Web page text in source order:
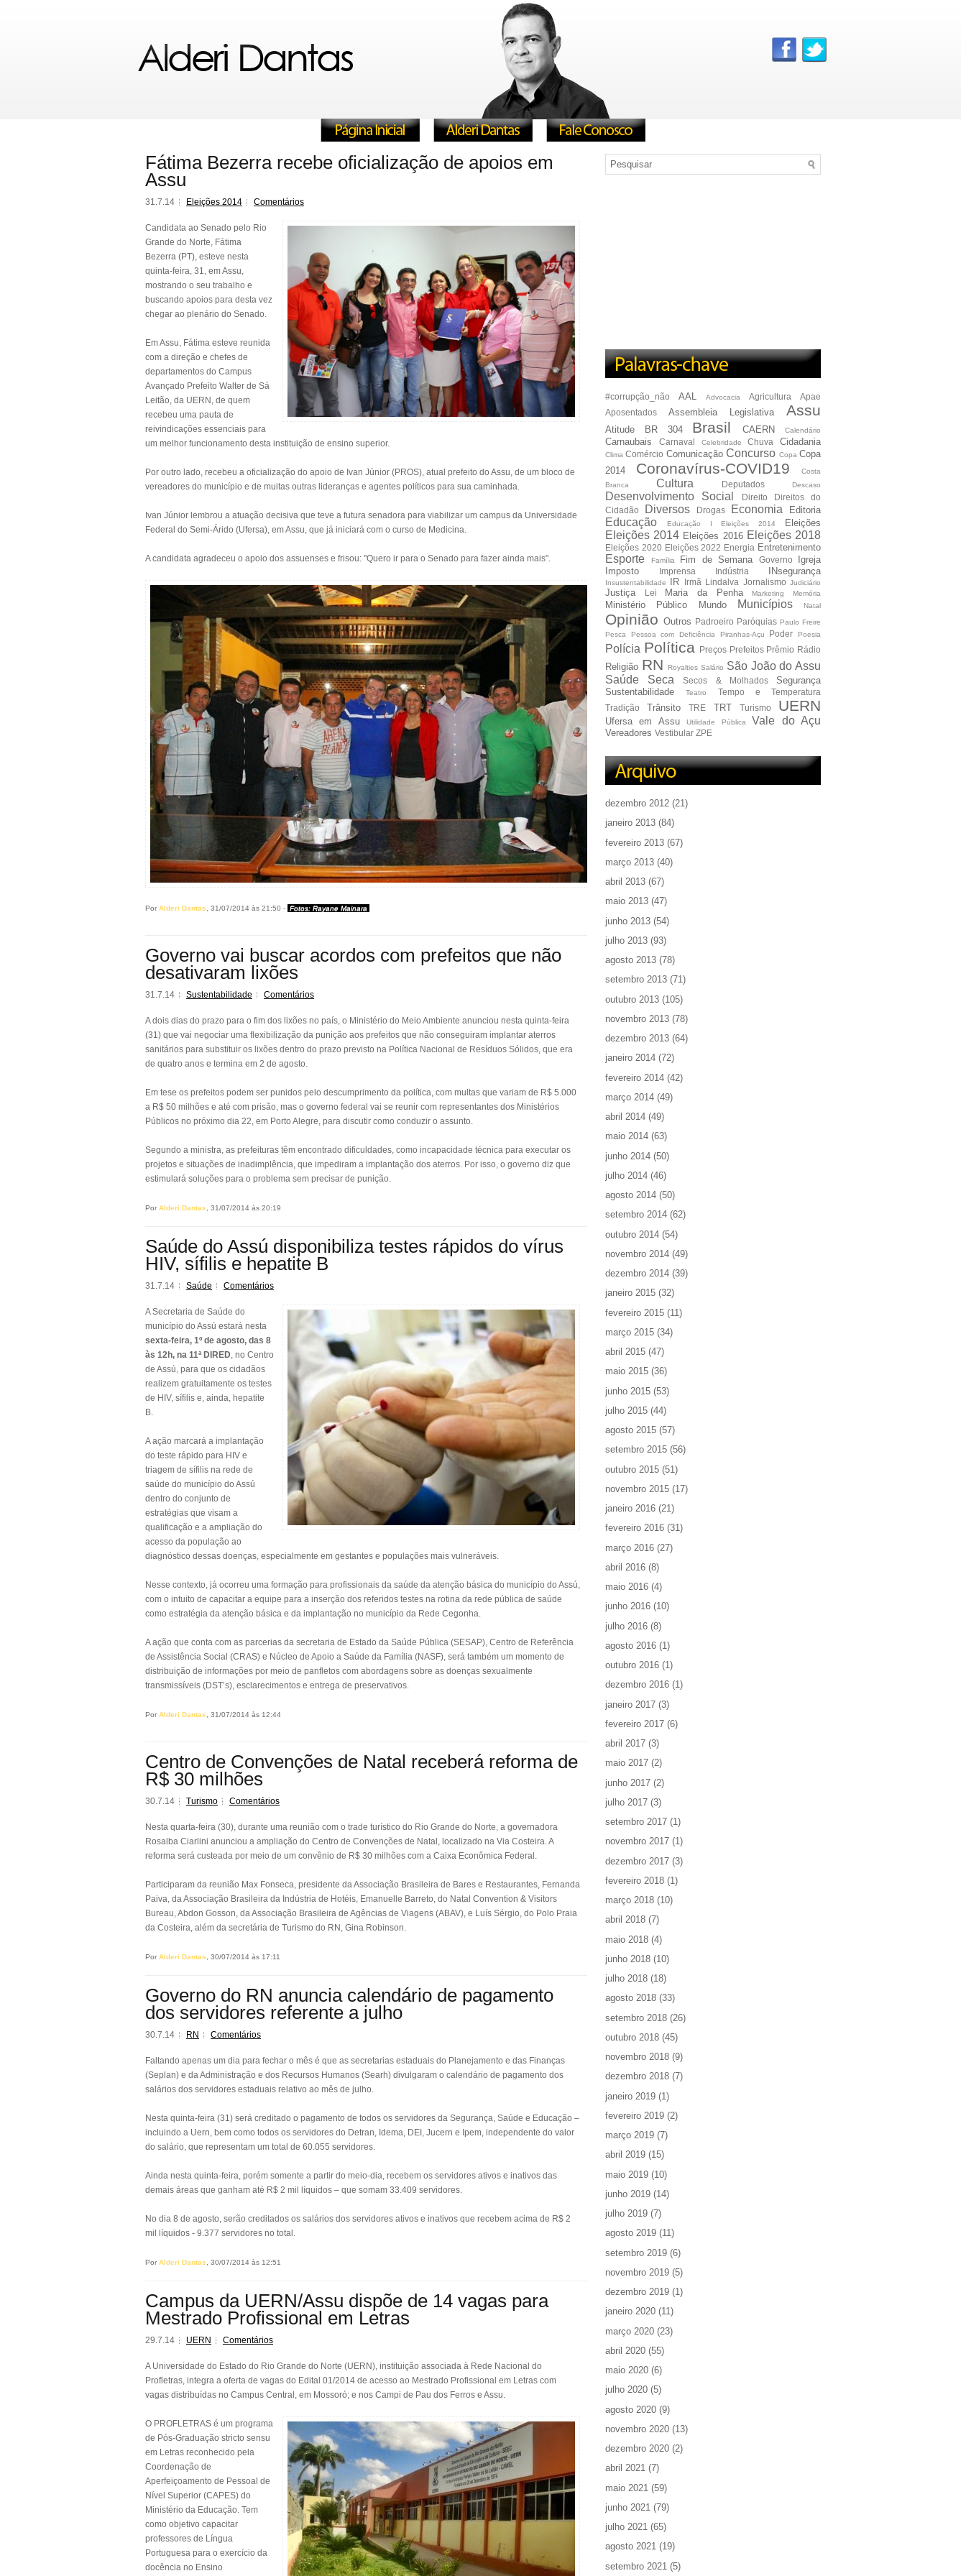
Fátima Bezerra recebe oficialização de apoios em
Assu
31.7.14 Eleições 2014 Comentários
Candidata ao Senado pelo Rio
Grande do Norte, Fátima
Bezerra (PT), esteve nesta
quinta-feira, 31, em Assu,
mostrando o seu trabalho e
buscando apoios para desta vez
chegar ao plenário do Senado.
Em Assu, Fátima esteve reunida
com a direção e chefes de
departamentos do Campus
Avançado Prefeito Walter de Sá
Leitão, da UERN, de quem
recebeu uma pauta de
reivindicações essenciais para
um melhor funcionamento desta instituição de ensino superior.
Por outro lado, recebeu a oficialização do apoio de Ivan Júnior (PROS), atual prefeito do Assu, de um bloco de
vereadores do município e de muitas outras lideranças e agentes políticos para sua caminhada.
Ivan Júnior lembrou a atuação decisiva que teve a futura senadora para viabilizar um campus da Universidade
Federal do Semi-Árido (Ufersa), em Assu, que já iniciará com o curso de Medicina.
A candidata agradeceu o apoio dos assuenses e frisou: "Quero ir para o Senado para fazer ainda mais".
Por Alderi Dantas , 31/07/2014 às 21:50 - Fotos: Rayane Mainara
Governo vai buscar acordos com prefeitos que não
desativaram lixões
31.7.14 Sustentabilidade Comentários
A dois dias do prazo para o fim dos lixões no país, o Ministério do Meio Ambiente anunciou nesta quinta-feira
(31) que vai negociar uma flexibilização da punição aos prefeitos que não conseguiram implantar aterros
sanitários para substituir os lixões dentro do prazo previsto na Política Nacional de Resíduos Sólidos, que era
de quatro anos e termina em 2 de agosto.
Em tese os prefeitos podem ser punidos pelo descumprimento da política, com multas que variam de R$ 5.000
a R$ 50 milhões e até com prisão, mas o governo federal vai se reunir com representantes dos Ministérios
Públicos no próximo dia 22, em Porto Alegre, para discutir como conduzir o assunto.
Segundo a ministra, as prefeituras têm encontrado dificuldades, como incapacidade técnica para executar os
projetos e situações de inadimplência, que impediram a implantação dos aterros. Por isso, o governo diz que
estimulará soluções para o problema sem precisar de punição.
Por Alderi Dantas , 31/07/2014 às 20:19
Saúde do Assú disponibiliza testes rápidos do vírus
HIV, sífilis e hepatite B
31.7.14 Saúde Comentários
A Secretaria de Saúde do
município do Assú estará nesta
sexta-feira, 1º de agosto, das 8
às 12h, na 11ª DIRED, no Centro
de Assú, para que os cidadãos
realizem gratuitamente os testes
de HIV, sífilis e, ainda, hepatite
B.
A ação marcará a implantação
do teste rápido para HIV e
triagem de sífilis na rede de
saúde do município do Assú
dentro do conjunto de
estratégias que visam a
qualificação e a ampliação do
acesso da população ao
diagnóstico dessas doenças, especialmente em gestantes e populações mais vulneráveis.
Nesse contexto, já ocorreu uma formação para profissionais da saúde da atenção básica do município do Assú,
com o intuito de capacitar a equipe para a inserção dos referidos testes na rotina da rede pública de saúde
como estratégia da atenção básica e da implantação no município da Rede Cegonha.
A ação que conta com as parcerias da secretaria de Estado da Saúde Pública (SESAP), Centro de Referência
de Assistência Social (CRAS) e Núcleo de Apoio a Saúde da Família (NASF), será também um momento de
distribuição de informações por meio de panfletos com abordagens sobre as doenças sexualmente
transmissíveis (DST’s), esclarecimentos e entrega de preservativos.
Por Alderi Dantas , 31/07/2014 às 12:44
Centro de Convenções de Natal receberá reforma de
R$ 30 milhões
30.7.14 Turismo Comentários
Nesta quarta-feira (30), durante uma reunião com o trade turístico do Rio Grande do Norte, a governadora
Rosalba Ciarlini anunciou a ampliação do Centro de Convenções de Natal, localizado na Via Costeira. A
reforma será custeada por meio de um convênio de R$ 30 milhões com a Caixa Econômica Federal.
Participaram da reunião Max Fonseca, presidente da Associação Brasileira de Bares e Restaurantes, Fernanda
Paiva, da Associação Brasileira da Indústria de Hotéis, Emanuelle Barreto, do Natal Convention & Visitors
Bureau, Abdon Gosson, da Associação Brasileira de Agências de Viagens (ABAV), e Luís Sérgio, do Polo Praia
da Costeira, além da secretária de Turismo do RN, Gina Robinson.
Por Alderi Dantas , 30/07/2014 às 17:11
Governo do RN anuncia calendário de pagamento
dos servidores referente a julho
30.7.14 RN Comentários
Faltando apenas um dia para fechar o mês é que as secretarias estaduais do Planejamento e das Finanças
(Seplan) e da Administração e dos Recursos Humanos (Searh) divulgaram o calendário de pagamento dos
salários dos servidores estaduais relativo ao mês de julho.
Nesta quinta-feira (31) será creditado o pagamento de todos os servidores da Segurança, Saúde e Educação –
incluindo a Uern, bem como todos os servidores do Detran, Idema, DEI, Jucern e Ipem, independente do valor
do salário, que representam um total de 60.055 servidores.
Ainda nesta quinta-feira, porém somente a partir do meio-dia, recebem os servidores ativos e inativos das
demais áreas que ganham até R$ 2 mil líquidos – que somam 33.409 servidores.
No dia 8 de agosto, serão creditados os salários dos servidores ativos e inativos que recebem acima de R$ 2
mil líquidos - 9.377 servidores no total.
Por Alderi Dantas , 30/07/2014 às 12:51
Campus da UERN/Assu dispõe de 14 vagas para
Mestrado Profissional em Letras
29.7.14 UERN Comentários
A Universidade do Estado do Rio Grande do Norte (UERN), instituição associada à Rede Nacional do
Profletras, integra a oferta de vagas do Edital 01/2014 de acesso ao Mestrado Profissional em Letras com
vagas distribuídas no Campus Central, em Mossoró; e nos Campi de Pau dos Ferros e Assu.
O PROFLETRAS é um programa
de Pós-Graduação stricto sensu
em Letras reconhecido pela
Coordenação de
Aperfeiçoamento de Pessoal de
Nível Superior (CAPES) do
Ministério da Educação. Tem
como objetivo capacitar
professores de Língua
Portuguesa para o exercício da
docência no Ensino
#corrupção_não AAL Advocacia Agricultura
Apae
Aposentados
Assembleia Legislativa Assu
Atitude BR 304 Brasil CAERN Calendário
Carnaubais Carnaval Celebridade Chuva Cidadania
Clima Comércio Comunicação Concurso Copa Copa
2014
Coronavírus-COVID19
Costa
Branca
Cultura Deputados Descaso
Desenvolvimento Social Direito
Direitos do
Cidadão
Diversos Drogas Economia Editoria
Educação Educação I Eleições 2014 Eleições
Eleições 2014 Eleições 2016 Eleições 2018
Eleições 2020 Eleições 2022 Energia Entretenimento
Esporte Família Fim de Semana Governo
Igreja
Imposto
Imprensa Indústria INsegurança
Insustentabilidade IR Irmã Lindalva Jornalismo Judiciário
Justiça Lei Maria da Penha Marketing Memória
Ministério Público Mundo Municípios Natal
Opinião Outros Padroeiro Paróquias Paulo Freire
Pesca
Pessoa com Deficiência Piranhas-Açu Poder Poesia
Polícia Política Preços Prefeitos Prêmio Rádio
Religião RN Royalties Salário São João do Assu
Saúde
Seca Secos & Molhados
Segurança
Sustentabilidade
Teatro
Tempo e Temperatura
Tradição
Trânsito TRE TRT Turismo UERN
Ufersa em Assu Utilidade Pública Vale do Açu
Vereadores Vestibular ZPE
dezembro 2012 (21)
janeiro 2013 (84)
fevereiro 2013 (67)
março 2013 (40)
abril 2013 (67)
maio 2013 (47)
junho 2013 (54)
julho 2013 (93)
agosto 2013 (78)
setembro 2013 (71)
outubro 2013 (105)
novembro 2013 (78)
dezembro 2013 (64)
janeiro 2014 (72)
fevereiro 2014 (42)
março 2014 (49)
abril 2014 (49)
maio 2014 (63)
junho 2014 (50)
julho 2014 (46)
agosto 2014 (50)
setembro 2014 (62)
outubro 2014 (54)
novembro 2014 (49)
dezembro 2014 (39)
janeiro 2015 (32)
fevereiro 2015 (11)
março 2015 (34)
abril 2015 (47)
maio 2015 (36)
junho 2015 (53)
julho 2015 (44)
agosto 2015 (57)
setembro 2015 (56)
outubro 2015 (51)
novembro 2015 (17)
janeiro 2016 (21)
fevereiro 2016 (31)
março 2016 (27)
abril 2016 (8)
maio 2016 (4)
junho 2016 (10)
julho 2016 (8)
agosto 2016 (1)
outubro 2016 (1)
dezembro 2016 (1)
janeiro 2017 (3)
fevereiro 2017 (6)
abril 2017 (3)
maio 2017 (2)
junho 2017 (2)
julho 2017 (3)
setembro 2017 (1)
novembro 2017 (1)
dezembro 2017 (3)
fevereiro 2018 (1)
março 2018 (10)
abril 2018 (7)
maio 2018 (4)
junho 2018 (10)
julho 2018 (18)
agosto 2018 (33)
setembro 2018 (26)
outubro 2018 (45)
novembro 2018 (9)
dezembro 2018 (7)
janeiro 2019 (1)
fevereiro 2019 (2)
março 2019 (7)
abril 2019 (15)
maio 2019 (10)
junho 2019 (14)
julho 2019 (7)
agosto 2019 (11)
setembro 2019 (6)
novembro 2019 (5)
dezembro 2019 (1)
janeiro 2020 (11)
março 2020 (23)
abril 2020 (55)
maio 2020 (6)
julho 2020 (5)
agosto 2020 (9)
novembro 2020 (13)
dezembro 2020 (2)
abril 2021 (7)
maio 2021 (59)
junho 2021 (79)
julho 2021 (65)
agosto 2021 (19)
setembro 2021 (5)